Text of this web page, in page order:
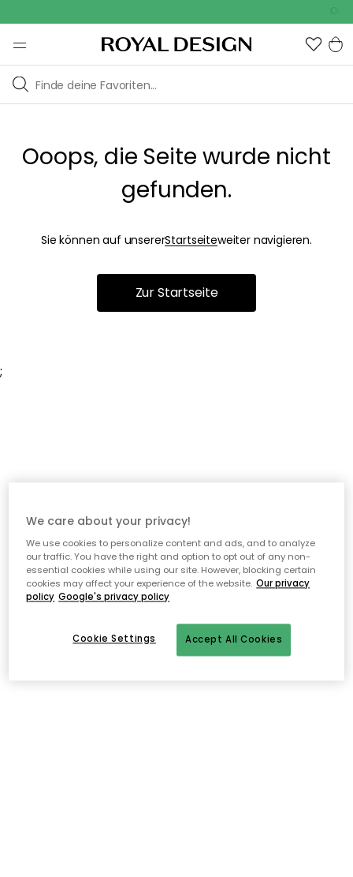
Ooops, die Seite wurde nicht
gefunden.
Sie können auf unsererStartseiteweiter navigieren.
Zur Startseite
;
We care about your privacy!
We use cookies to personalize content and ads, and to analyze
our traffic. You have the right and option to opt out of any non-
essential cookies while using our site. However, blocking certain
cookies may affect your experience of the website. Our privacy
policy Google's privacy policy
Accept All Cookies
Cookie Settings